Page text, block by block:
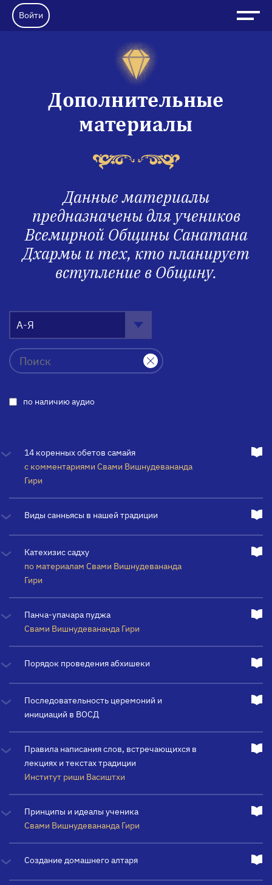
Войти
Дополнительные
материалы
Данные материалы
предназначены для учеников
Всемирной Общины Санатана
Дхармы и тех, кто планирует
вступление в Общину.
А-Я
по наличию аудио
14 коренных обетов самайя
с комментариями Свами Вишнудевананда
Гири
Виды санньясы в нашей традиции
Катехизис садху
по материалам Свами Вишнудевананда
Гири
Панча-упачара пуджа
Свами Вишнудевананда Гири
Порядок проведения абхишеки
Последовательность церемоний и
инициаций в ВОСД
Правила написания слов, встречающихся в
лекциях и текстах традиции
Институт риши Васиштхи
Принципы и идеалы ученика
Свами Вишнудевананда Гири
Создание домашнего алтаря